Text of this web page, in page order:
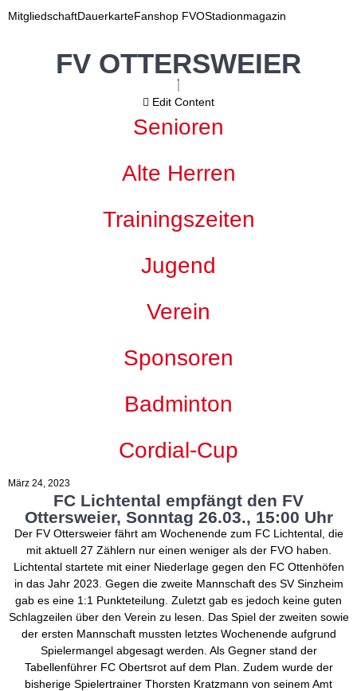
MitgliedschaftDauerkarteFanshop FVOStadionmagazin
FV OTTERSWEIER
Edit Content
Senioren
Alte Herren
Trainingszeiten
Jugend
Verein
Sponsoren
Badminton
Cordial-Cup
März 24, 2023
FC Lichtental empfängt den FV
Ottersweier, Sonntag 26.03., 15:00 Uhr
Der FV Ottersweier fährt am Wochenende zum FC Lichtental, die
mit aktuell 27 Zählern nur einen weniger als der FVO haben.
Lichtental startete mit einer Niederlage gegen den FC Ottenhöfen
in das Jahr 2023. Gegen die zweite Mannschaft des SV Sinzheim
gab es eine 1:1 Punkteteilung. Zuletzt gab es jedoch keine guten
Schlagzeilen über den Verein zu lesen. Das Spiel der zweiten sowie
der ersten Mannschaft mussten letztes Wochenende aufgrund
Spielermangel abgesagt werden. Als Gegner stand der
Tabellenführer FC Obertsrot auf dem Plan. Zudem wurde der
bisherige Spielertrainer Thorsten Kratzmann von seinem Amt